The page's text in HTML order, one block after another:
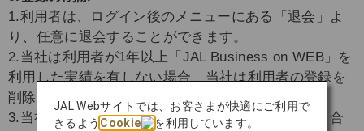
1.利用者は、ログイン後のメニューにある「退会」よ
り、任意に退会することができます。
2.当社は利用者が1年以上「JAL Business on WEB」を
利用した実績を有しない場合、当社は利用者の登録を
削除することができます。
3.当社は、利用者が次のいずれかに違反していると合
JAL Webサイトでは、お客さまが快適にご利用で
きるよう Cookie
を利用しています。